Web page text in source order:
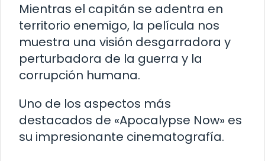
Mientras el capitán se adentra en
territorio enemigo, la película nos
muestra una visión desgarradora y
perturbadora de la guerra y la
corrupción humana.
Uno de los aspectos más
destacados de «Apocalypse Now» es
su impresionante cinematografía.